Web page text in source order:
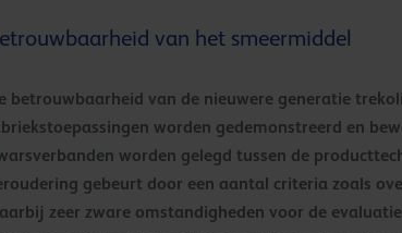
van het smeermiddel
betrouwbaarheid van de nieuwere generatie
worden gedemonstreerd en
worden gelegd tussen de
gebeurt door een aantal criteria zoals
zeer zware omstandigheden voor de